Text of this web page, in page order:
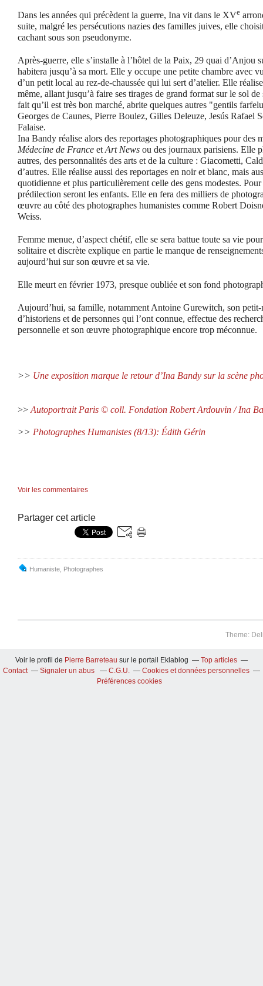
Dans les années qui précèdent la guerre, Ina vit dans le XVe
suite, malgré les persécutions nazies des familles juives, elle
cachant sous son pseudonyme.
Après-guerre, elle s’installe à l’hôtel de la Paix, 29 quai d’Anjou
habitera jusqu’à sa mort. Elle y occupe une petite chambre avec
d’un petit local au rez-de-chaussée qui lui sert d’atelier. Elle
même, allant jusqu’à faire ses tirages de grand format sur le sol
fait qu’il est très bon marché, abrite quelques autres "gentils
Georges de Caunes, Pierre Boulez, Gilles Deleuze, Jesús Rafael
Falaise.
Ina Bandy réalise alors des reportages photographiques pour des
Médecine de France et Art News ou des journaux parisiens. Elle
autres, des personnalités des arts et de la culture : Giacometti,
d’autres. Elle réalise aussi des reportages en noir et blanc, mais
quotidienne et plus particulièrement celle des gens modestes. Pour
prédilection seront les enfants. Elle en fera des milliers de
œuvre au côté des photographes humanistes comme Robert
Weiss.
Femme menue, d’aspect chétif, elle se sera battue toute sa vie
solitaire et discrète explique en partie le manque de
aujourd’hui sur son œuvre et sa vie.
Elle meurt en février 1973, presque oubliée et son fond
Aujourd’hui, sa famille, notamment Antoine Gurewitch, son petit-
d’historiens et de personnes qui l’ont connue, effectue des
personnelle et son œuvre photographique encore trop méconnue.
>> Une exposition marque le retour d’Ina Bandy sur la scène
>> Autoportrait Paris © coll. Fondation Robert Ardouvin / Ina
>> Photographes Humanistes (8/13): Édith Gérin
Voir les commentaires
Partager cet article
Humaniste Photographes
Theme:
Voir le profil de Pierre Barreteau sur le portail Eklablog
Top articles
Contact
Signaler un abus C.G.U.
Cookies et données personnelles
Préférences cookies